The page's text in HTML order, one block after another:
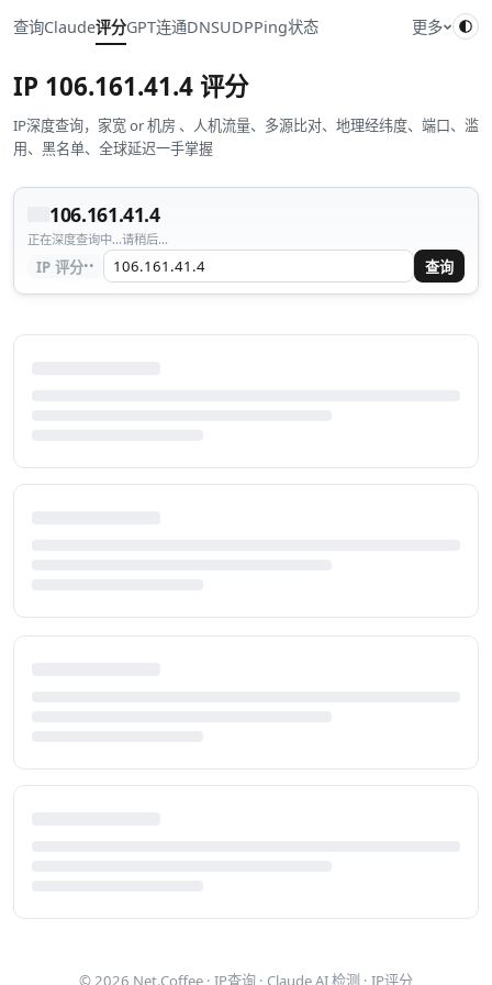
查询Claude评分GPT连通DNSUDPPing状态 更多
IP 106.161.41.4 评分
IP深度查询，家宽 or 机房 、人机流量、多源比对、地理经纬度、端口、滥
用、黑名单、全球延迟一手掌握
106.161.41.4
正在深度查询中...请稍后...
IP 评分·· 查询
© 2026 Net.Coffee · IP查询 · Claude AI 检测 · IP评分